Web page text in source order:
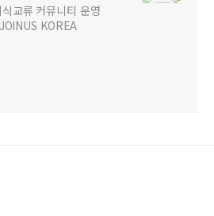
교류 커뮤니티 운영
KOREA